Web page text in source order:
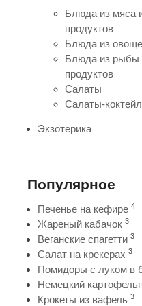
Блюда из мяса
продуктов
Блюда из
Блюда из рыбы
продуктов
Салаты
Салаты-
Экзотерика
Популярное
Печенье на кефире 4
Жареный кабачок 3
Веганские спагетти 3
Салат на крекерах 3
Помидоры с луком в
Немецкий
Крокеты из вафель 3